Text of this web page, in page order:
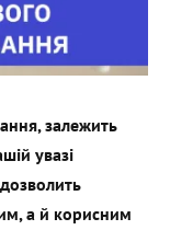
залежить
увазі
а й корисним